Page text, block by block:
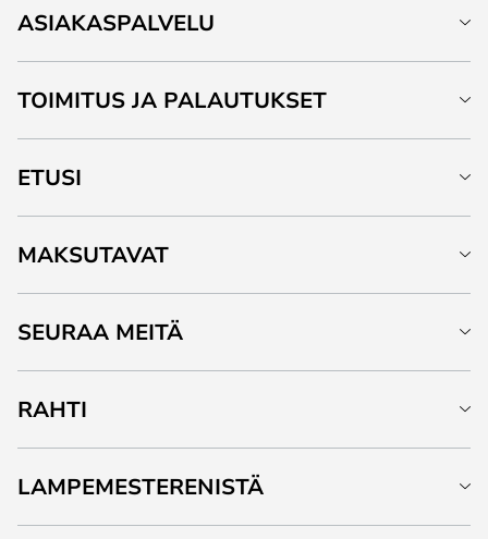
ASIAKASPALVELU
TOIMITUS JA PALAUTUKSET
ETUSI
MAKSUTAVAT
SEURAA MEITÄ
RAHTI
LAMPEMESTERENISTÄ